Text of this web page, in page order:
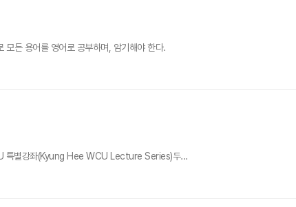
모든 용어를 영어로 공부하며, 암기해야 한다.
특별강좌(Kyung Hee WCU Lecture Series)두...